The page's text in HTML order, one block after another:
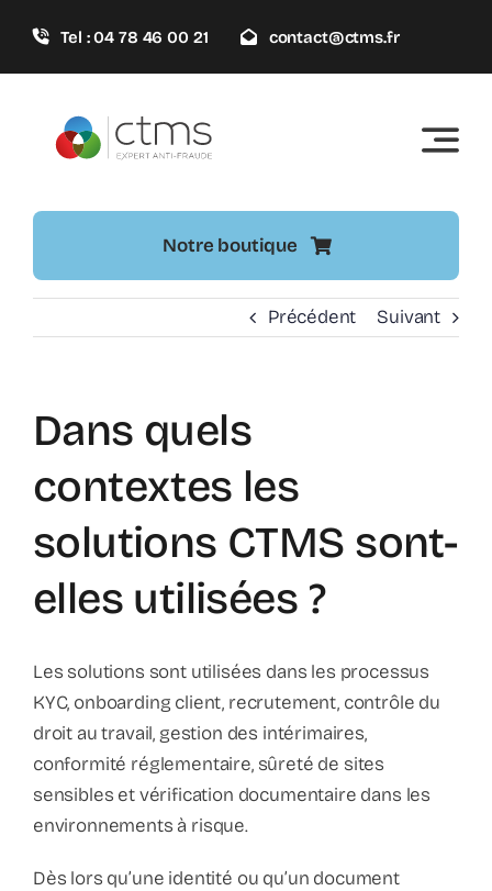
contenu
Tel : 04 78 46 00 21 contact@ctms.fr
Notre boutique
Précédent Suivant
Dans quels
contextes les
solutions CTMS sont-
elles utilisées ?
Les solutions sont utilisées dans les processus
KYC, onboarding client, recrutement, contrôle du
droit au travail, gestion des intérimaires,
conformité réglementaire, sûreté de sites
sensibles et vérification documentaire dans les
environnements à risque.
Dès lors qu’une identité ou qu’un document